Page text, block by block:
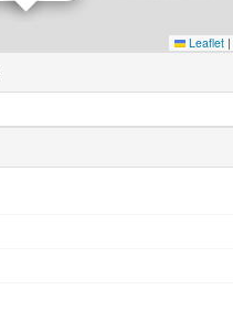
Leaflet |